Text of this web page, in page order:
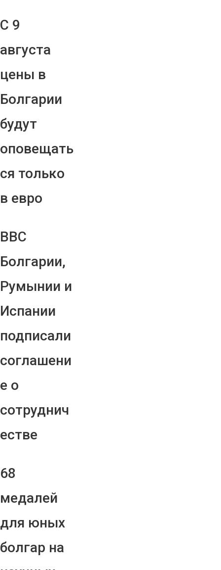
С 9
августа
цены в
Болгарии
будут
оповещать
ся только
в евро
ВВС
Болгарии,
Румынии и
Испании
подписали
соглашени
е о
сотруднич
естве
68
медалей
для юных
болгар на